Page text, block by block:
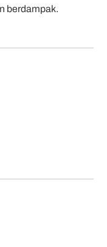
berdampak.